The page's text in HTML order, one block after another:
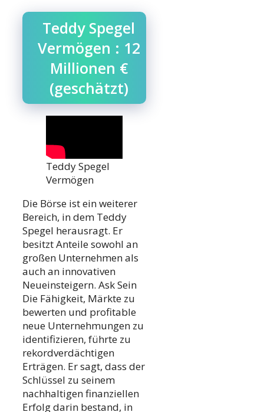
Teddy Spegel
Vermögen : 12
Millionen €
(geschätzt)
Teddy Spegel
Vermögen
Die Börse ist ein weiterer
Bereich, in dem Teddy
Spegel herausragt. Er
besitzt Anteile sowohl an
großen Unternehmen als
auch an innovativen
Neueinsteigern. Ask Sein
Die Fähigkeit, Märkte zu
bewerten und profitable
neue Unternehmungen zu
identifizieren, führte zu
rekordverdächtigen
Erträgen. Er sagt, dass der
Schlüssel zu seinem
nachhaltigen finanziellen
Erfolg darin bestand, in